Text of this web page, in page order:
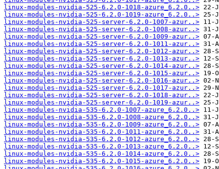
linux-modules-nvidia-525-6.2.0-1018-azure_6.2.0..>
linux-modules-nvidia-525-6.2.0-1019-azure_6.2.0..>
linux-modules-nvidia-525-server-6.2.0-1007-azur..>
linux-modules-nvidia-525-server-6.2.0-1008-azur..>
linux-modules-nvidia-525-server-6.2.0-1009-azur..>
linux-modules-nvidia-525-server-6.2.0-1011-azur..>
linux-modules-nvidia-525-server-6.2.0-1012-azur..>
linux-modules-nvidia-525-server-6.2.0-1013-azur..>
linux-modules-nvidia-525-server-6.2.0-1014-azur..>
linux-modules-nvidia-525-server-6.2.0-1015-azur..>
linux-modules-nvidia-525-server-6.2.0-1016-azur..>
linux-modules-nvidia-525-server-6.2.0-1017-azur..>
linux-modules-nvidia-525-server-6.2.0-1018-azur..>
linux-modules-nvidia-525-server-6.2.0-1019-azur..>
linux-modules-nvidia-535-6.2.0-1007-azure_6.2.0..>
linux-modules-nvidia-535-6.2.0-1008-azure_6.2.0..>
linux-modules-nvidia-535-6.2.0-1009-azure_6.2.0..>
linux-modules-nvidia-535-6.2.0-1011-azure_6.2.0..>
linux-modules-nvidia-535-6.2.0-1012-azure_6.2.0..>
linux-modules-nvidia-535-6.2.0-1013-azure_6.2.0..>
linux-modules-nvidia-535-6.2.0-1014-azure_6.2.0..>
linux-modules-nvidia-535-6.2.0-1015-azure_6.2.0..>